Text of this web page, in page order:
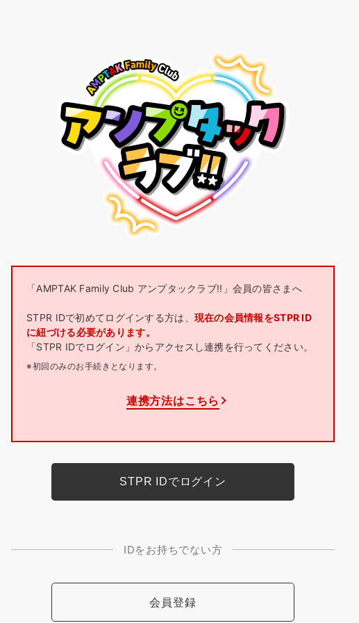
「AMPTAK Family Club アンプタックラブ!!」会員の皆さまへ
STPR IDで初めてログインする方は、 現在の会員情報をSTPR ID
に紐づける必要があります。
「STPR IDでログイン」からアクセスし連携を行ってください。
※初回のみのお手続きとなります。
連携方法はこちら
IDをお持ちでない方
会員登録